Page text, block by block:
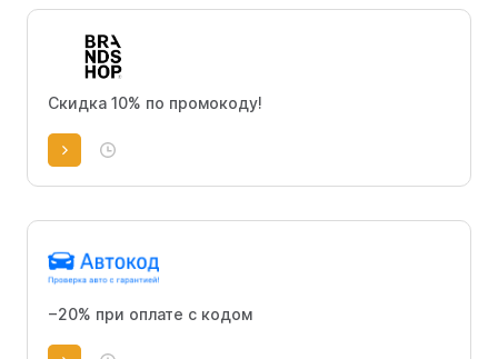
Скидка 10% по промокоду!
−20% при оплате с кодом